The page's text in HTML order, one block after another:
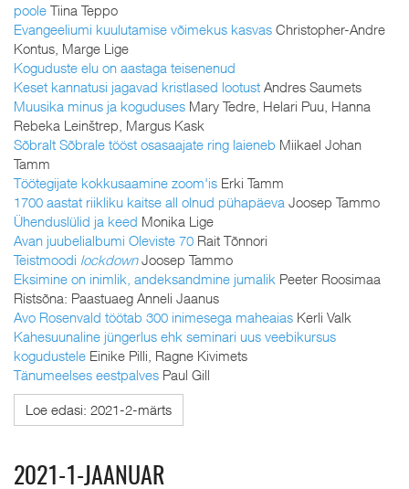
poole Tiina Teppo
Evangeeliumi kuulutamise võimekus kasvas Christopher-Andre
Kontus, Marge Lige
Koguduste elu on aastaga teisenenud
Keset kannatusi jagavad kristlased lootust Andres Saumets
Muusika minus ja koguduses Mary Tedre, Helari Puu, Hanna
Rebeka Leinštrep, Margus Kask
Sõbralt Sõbrale tööst osasaajate ring laieneb Miikael Johan
Tamm
Töötegijate kokkusaamine zoom'is Erki Tamm
1700 aastat riikliku kaitse all olnud pühapäeva Joosep Tammo
Ühenduslülid ja keed Monika Lige
Avan juubelialbumi Oleviste 70 Rait Tõnnori
Teistmoodi lockdownJoosep Tammo
Eksimine on inimlik, andeksandmine jumalik Peeter Roosimaa
Ristsõna: Paastuaeg Anneli Jaanus
Avo Rosenvald töötab 300 inimesega maheaias Kerli Valk
Kahesuunaline jüngerlus ehk seminari uus veebikursus
kogudustele Einike Pilli, Ragne Kivimets
Tänumeelses eestpalves Paul Gill
Loe edasi: 2021-2-märts
2021-1-JAANUAR